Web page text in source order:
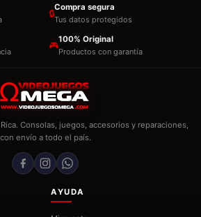
🔒
Compra segura
Tus datos protegidos
🎮
100% Original
Productos con garantía
Consolas, juegos, accesorios y reparaciones,
con envío a todo el país.
AYUDA